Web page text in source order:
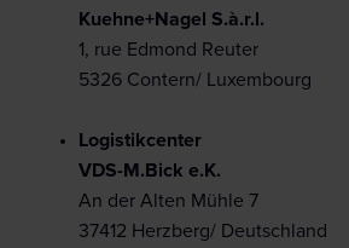
Kuehne+Nagel S.à.r.l.
1, rue Edmond Reuter
5326 Contern/ Luxembourg
Logistikcenter
VDS-M.Bick e.K.
An der Alten Mühle 7
37412 Herzberg/ Deutschland